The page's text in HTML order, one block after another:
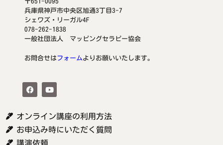
〒651-0095
兵庫県神戸市中央区旭通3丁目3-7
シェワズ・リーガル4F
078-262-1838
一般社団法人 マッピングセラピー協会
お問合せはフォームよりお願いいたします。
オンライン講座の利用方法
お申込み時にいただく質問
講演依頼